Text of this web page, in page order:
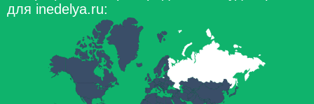
для inedelya.ru: